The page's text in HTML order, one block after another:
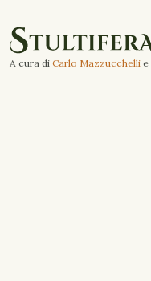
A cura di Carlo Mazzucchelli e